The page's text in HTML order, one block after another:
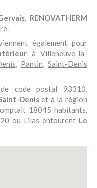
, RENOVATHERM
.
également pour
àVilleneuve-la-
, Pantin, Saint-Denis
code postal 93310,
Deniset à la région
18045 habitants.
ou Lilas entourent Le